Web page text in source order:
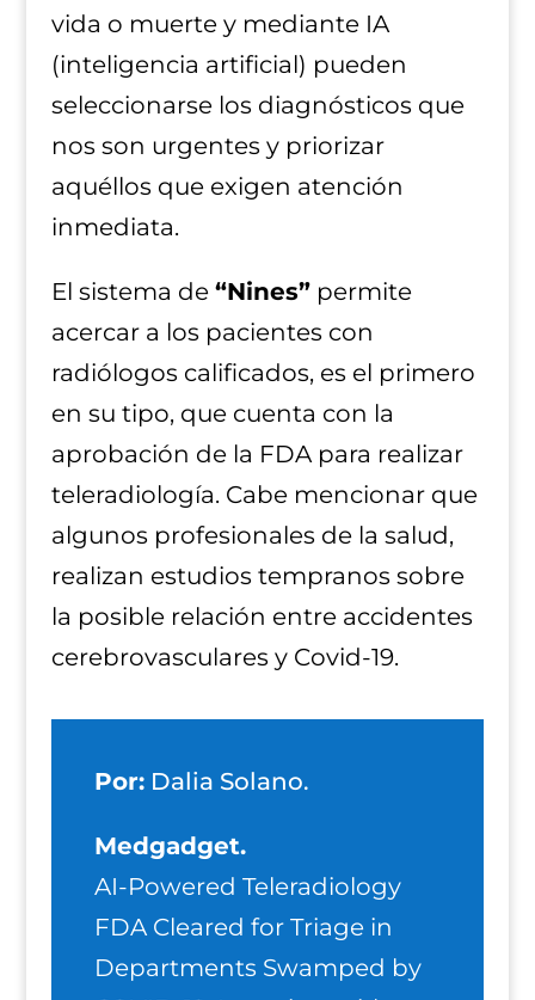
vida o muerte y mediante IA
(inteligencia artificial) pueden
seleccionarse los diagnósticos que
nos son urgentes y priorizar
aquéllos que exigen atención
inmediata.
El sistema de “Nines”permite
acercar a los pacientes con
radiólogos calificados, es el primero
en su tipo, que cuenta con la
aprobación de la FDA para realizar
teleradiología. Cabe mencionar que
algunos profesionales de la salud,
realizan estudios tempranos sobre
la posible relación entre accidentes
cerebrovasculares y Covid-19.
Por:Dalia Solano.
Medgadget.
AI-Powered Teleradiology
FDA Cleared for Triage in
Departments Swamped by